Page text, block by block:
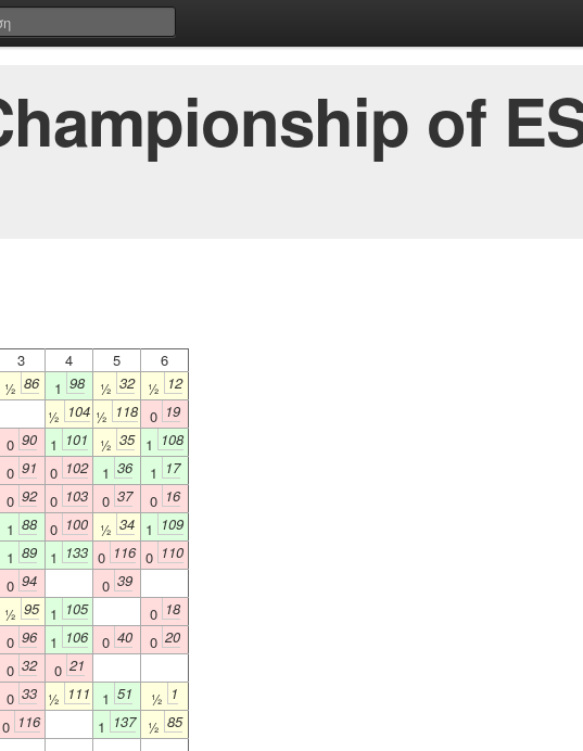
of
3 4 5
6
½ 86 1 98 ½ 32 ½ 12
½ 104 ½ 118 0 19
0 90 1 101 ½ 35 1 108
0 91 0 102 1 36 1 17
0 92 0 103 0 37 0 16
1 88 0 100 ½ 34 1 109
1 89 1 133 0 116 0 110
0 94 0 39
½ 95 1 105 0 18
0 96 1 106 0 40 0 20
0 32 0 21
0 33 ½ 111 1 51 ½ 1
0 116 1 137 ½ 85